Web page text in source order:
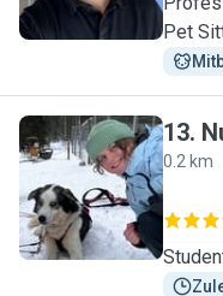
Pet
N
13.
0.2 km